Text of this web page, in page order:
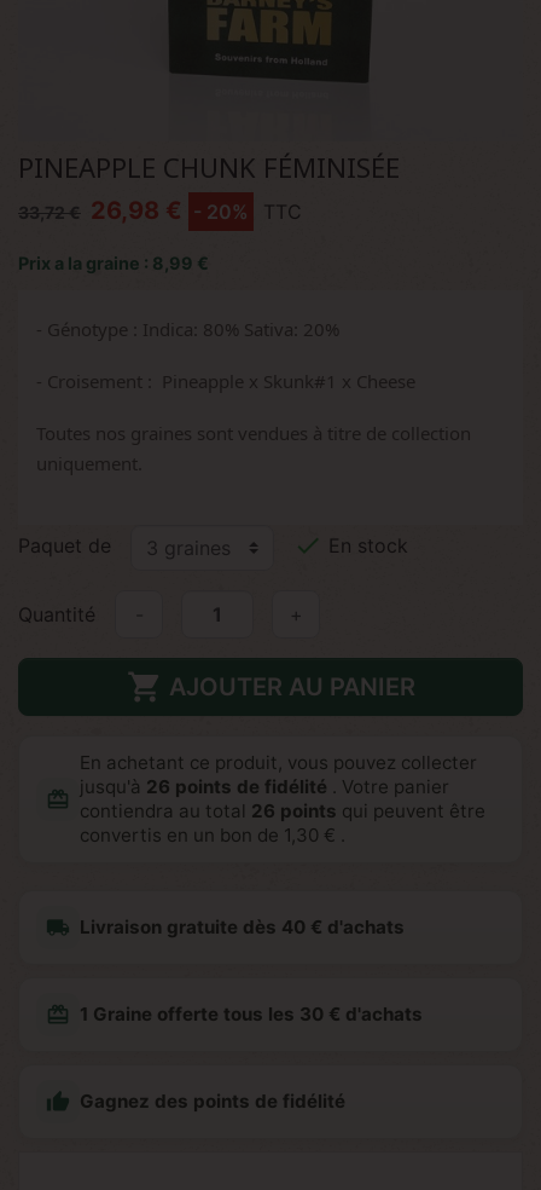
PINEAPPLE CHUNK FÉMINISÉE
33,72 € 26,98 € - 20% TTC
Prix a la graine : 8,99 €
- Génotype : Indica: 80% Sativa: 20%
- Croisement : Pineapple x Skunk#1 x Cheese
Toutes nos graines sont vendues à titre de collection
uniquement.
Paquet de  En stock
Quantité +
 AJOUTER AU PANIER
redeem
En achetant ce produit, vous pouvez collecter
jusqu'à 26 points de fidélité . Votre panier
contiendra au total 26 points qui peuvent être
convertis en un bon de 1,30 € .
local_shipping Livraison gratuite dès 40 € d'achats
redeem 1 Graine offerte tous les 30 € d'achats
 Gagnez des points de fidélité